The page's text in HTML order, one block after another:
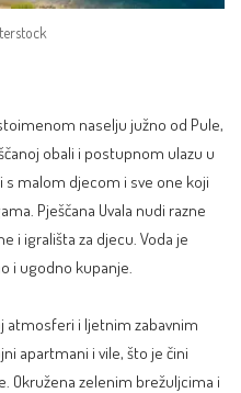
naselju južno od Pule,
obali i postupnom ulazu u
s malom djecom i sve one koji
Pješčana Uvala nudi razne
i igrališta za djecu. Voda je
i ugodno kupanje.
atmosferi i ljetnim zabavnim
apartmani i vile, što je čini
Okružena zelenim brežuljcima i